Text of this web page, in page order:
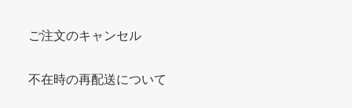
ご注文のキャンセル
不在時の再配送について